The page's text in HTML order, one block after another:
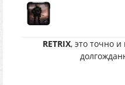
RETRIX, это точно